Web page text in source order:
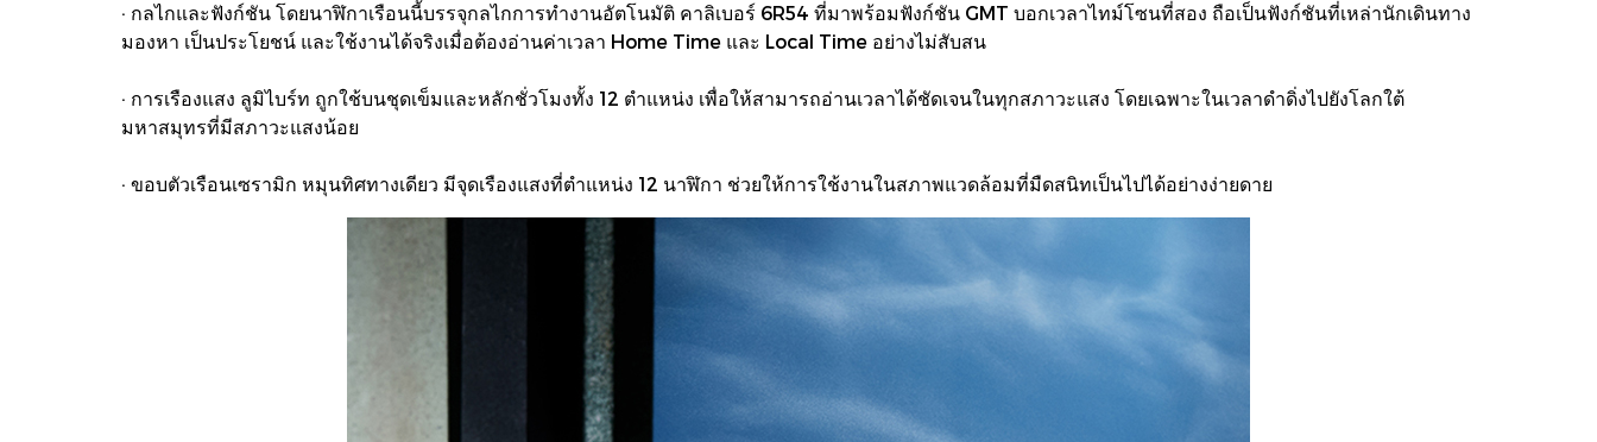
· กลไกและฟังก์ชัน โดยนาฬิกาเรือนนี้บรรจุกลไกการทำงานอัตโนมัติ คาลิเบอร์ 6R54 ที่มาพร้อมฟังก์ชัน GMT บอกเวลาไทม์โซนที่สอง ถือเป็นฟังก์ชันที่เหล่านักเดินทาง
มองหา เป็นประโยชน์ และใช้งานได้จริงเมื่อต้องอ่านค่าเวลา Home Time และ Local Time อย่างไม่สับสน
· การเรืองแสง ลูมิไบร์ท ถูกใช้บนชุดเข็มและหลักชั่วโมงทั้ง 12 ตำแหน่ง เพื่อให้สามารถอ่านเวลาได้ชัดเจนในทุกสภาวะแสง โดยเฉพาะในเวลาดำดิ่งไปยังโลกใต้
มหาสมุทรที่มีสภาวะแสงน้อย
· ขอบตัวเรือนเซรามิก หมุนทิศทางเดียว มีจุดเรืองแสงที่ตำแหน่ง 12 นาฬิกา ช่วยให้การใช้งานในสภาพแวดล้อมที่มืดสนิทเป็นไปได้อย่างง่ายดาย